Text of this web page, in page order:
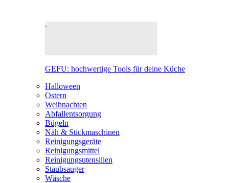
GEFU: hochwertige Tools für deine Küche
Halloween
Ostern
Weihnachten
Abfallentsorgung
Bügeln
Näh & Stickmaschinen
Reinigungsgeräte
Reinigungsmittel
Reinigungsutensilien
Staubsauger
Wäsche